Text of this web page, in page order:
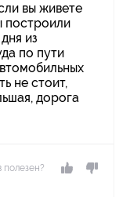
вы живете
построили
из
по пути
не стоит,
дорога
полезен?